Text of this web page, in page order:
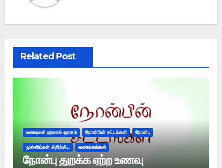
Related Post
உணவுகள் ஹலால் ஹராம் நோன்பின் சட்டங்கள் நோன்பு
முஸ்லிம்கள் அறிந்திட வணக்கங்கள்
நோன்பு துறக்க ஏற்ற உணவு